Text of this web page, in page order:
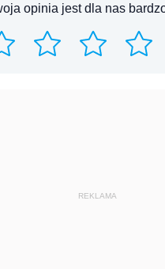
opinia jest dla nas
REKLAMA